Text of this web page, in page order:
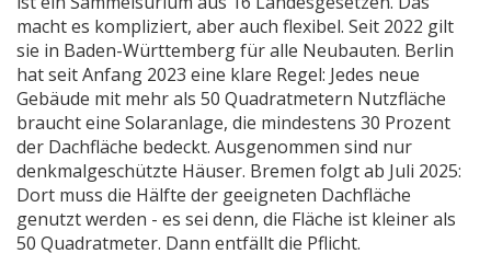
macht es kompliziert, aber auch flexibel. Seit 2022 gilt
sie in Baden-Württemberg für alle Neubauten. Berlin
hat seit Anfang 2023 eine klare Regel: Jedes neue
Gebäude mit mehr als 50 Quadratmetern Nutzfläche
braucht eine Solaranlage, die mindestens 30 Prozent
der Dachfläche bedeckt. Ausgenommen sind nur
denkmalgeschützte Häuser. Bremen folgt ab Juli 2025:
Dort muss die Hälfte der geeigneten Dachfläche
genutzt werden - es sei denn, die Fläche ist kleiner als
50 Quadratmeter. Dann entfällt die Pflicht.